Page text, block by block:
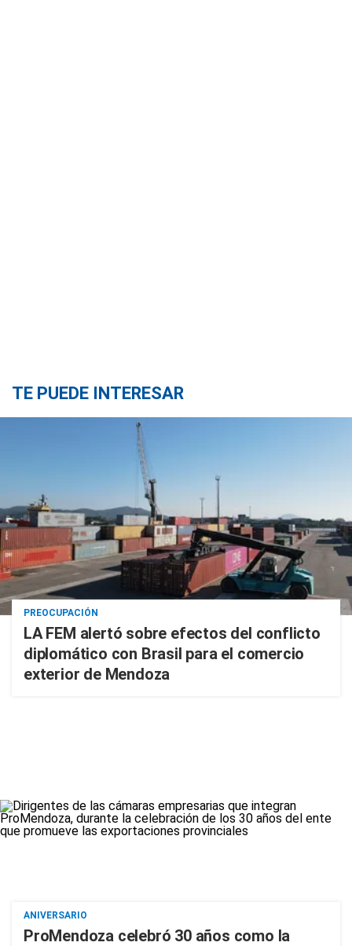
TE PUEDE INTERESAR
PREOCUPACIÓN
LA FEM alertó sobre efectos del conflicto
diplomático con Brasil para el comercio
exterior de Mendoza
ANIVERSARIO
ProMendoza celebró 30 años como la